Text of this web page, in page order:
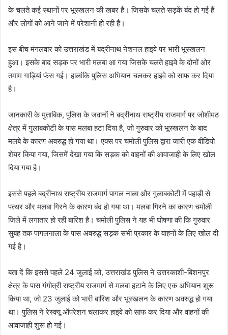
के चलते कई स्थानों पर भूस्खलन की खबर है। जिसके चलते सड़कें बंद हो गई हैं
और लोगों को आने जाने में परेशानी हो रही हैं।
इस बीच मंगलवार को उत्तराखंड में बद्रीनाथ नेशनल हाइवे पर भारी भूस्खलन
हुआ। इसके बाद सड़क पर भारी मलबा आ गया जिसके चलते हाइवे के दोनों ओर
तमाम गाड़ियां फंस गई। हालांकि पुलिस अभियान चलकर हाइवे को साफ कर दिया
है।
जानकारी के मुताबिक, पुलिस के जवानों ने बद्रीनाथ राष्ट्रीय राजमार्ग पर जोशीमठ
क्षेत्र में गुलाबकोटी के पास मलबा हटा दिया है, जो गुरुवार को भूस्खलन के बाद
मलबे के कारण अवरुद्ध हो गया था। एक्स पर चमोली पुलिस द्वारा जारी एक वीडियो
शेयर किया गया, जिसमें देखा गया कि सड़क को वाहनों की आवाजाही के लिए खोल
दिया गया है।
इससे पहले बद्रीनाथ राष्ट्रीय राजमार्ग पागल नाला और गुलाबकोटी में पहाड़ी से
पत्थर और मलबा गिरने के कारण बंद हो गया था। मलबा गिरने का कारण चमोली
जिले में लगातार हो रही बारिश है। चमोली पुलिस ने यह भी घोषणा की कि गुरुवार
सुबह तक पागलनाला के पास अवरुद्ध सड़क सभी प्रकार के वाहनों के लिए खोल दी
गई है।
बता दें कि इससे पहले 24 जुलाई को, उत्तराखंड पुलिस ने उत्तरकाशी-बिशनपुर
क्षेत्र के पास गंगोत्री राष्ट्रीय राजमार्ग से मलबा हटाने के लिए एक अभियान शुरू
किया था, जो 23 जुलाई को भारी बारिश और भूस्खलन के कारण अवरुद्ध हो गया
था। पुलिस ने रेस्क्यू ऑपरेशन चलाकर हाइवे को साफ कर दिया और वाहनों की
आवाजाही शुरू हो गई।